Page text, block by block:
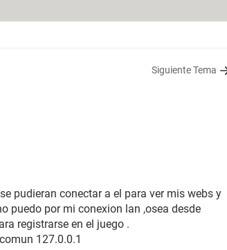
Siguiente Tema
pudieran conectar a el para ver mis webs y
puedo por mi conexion lan ,osea desde
registrarse en el juego .
127.0.0.1